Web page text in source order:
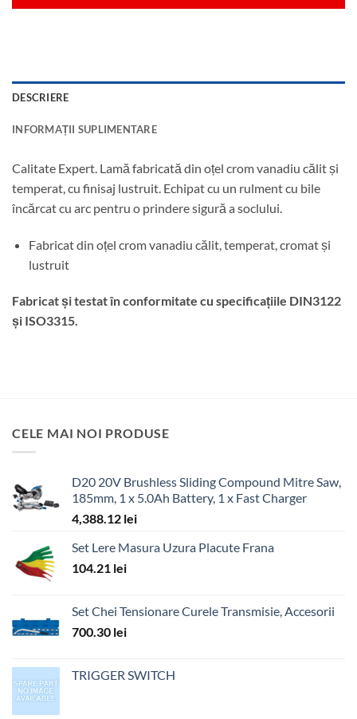
DESCRIERE
INFORMAȚII SUPLIMENTARE
Calitate Expert. Lamă fabricată din oțel crom vanadiu călit și
temperat, cu finisaj lustruit. Echipat cu un rulment cu bile
încărcat cu arc pentru o prindere sigură a soclului.
Fabricat din oțel crom vanadiu călit, temperat, cromat și
lustruit
Fabricat și testat în conformitate cu specificațiile DIN3122
și ISO3315.
CELE MAI NOI PRODUSE
D20 20V Brushless Sliding Compound Mitre Saw,
185mm, 1 x 5.0Ah Battery, 1 x Fast Charger
4,388.12 lei
Set Lere Masura Uzura Placute Frana
104.21 lei
Set Chei Tensionare Curele Transmisie, Accesorii
700.30 lei
TRIGGER SWITCH